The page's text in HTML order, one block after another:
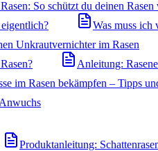
So schützt du deinen Rasen
Was muss ich
Unkrautvernichter im Rasen
Anleitung:
im Rasen bekämpfen – Tipps
Produktanleitung: